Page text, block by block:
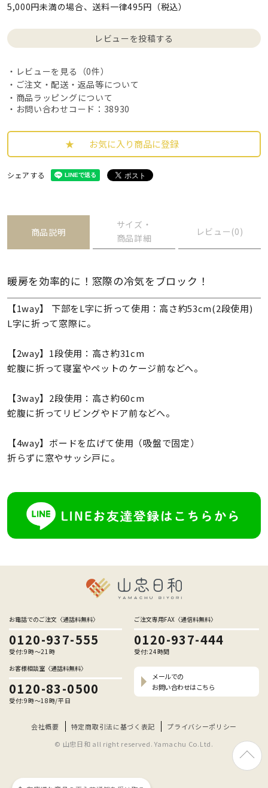
5,000円未満の場合、送料一律495円（税込）
レビューを投稿する
レビューを見る（0件）
ご注文・配送・返品等について
商品ラッピングについて
・お問い合わせコード：38930
お気に入り商品に登録
シェアする
商品説明
サイズ・
商品詳細
レビュー(0)
暖房を効率的に！窓際の冷気をブロック！
【1way】 下部をL字に折って使用：高さ約53cm(2段使用)
L字に折って窓際に。
【2way】1段使用：高さ約31cm
蛇腹に折って寝室やペットのケージ前などへ。
【3way】2段使用：高さ約60cm
蛇腹に折ってリビングやドア前などへ。
【4way】ボードを広げて使用（吸盤で固定）
折らずに窓やサッシ戸に。
お電話でのご注文〈通話料無料〉
0120-937-555
受付:9時〜21時
ご注文専用FAX〈通信料無料〉
0120-937-444
受付:24時間
お客様相談室〈通話料無料〉
0120-83-0500
受付:9時〜18時/平日
メールでの
お問い合わせはこちら
会社概要 特定商取引法に基づく表記
プライバシーポリシー
© 山忠日和 all right reserved. Yamachu Co.Ltd.